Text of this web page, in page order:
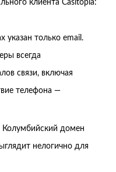
клиента Casitopia:
указан только email.
всегда
связи, включая
телефона —
Колумбийский домен
нелогично для